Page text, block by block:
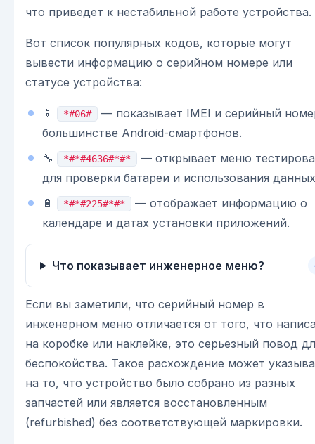
что приведет к нестабильной работе устройства.
Вот список популярных кодов, которые могут
вывести информацию о серийном номере или
статусе устройства:
📱 *#06#
— показывает IMEI и серийный
большинстве Android-смартфонов.
🔧
*#*#4636#*#*
— открывает меню
для проверки батареи и использования
🔋
*#*#225#*#*
— отображает информацию о
календаре и датах установки приложений.
Что показывает инженерное меню?
Если вы заметили, что серийный номер в
инженерном меню отличается от того, что
на коробке или наклейке, это серьезный повод
беспокойства. Такое расхождение может
на то, что устройство было собрано из разных
запчастей или является восстановленным
(refurbished) без соответствующей маркировки.